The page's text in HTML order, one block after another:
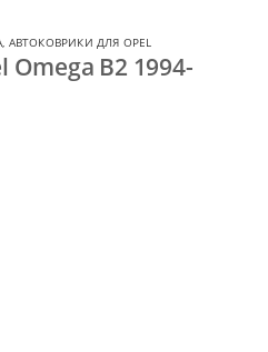
, АВТОКОВРИКИ ДЛЯ OPEL
B2 1994-